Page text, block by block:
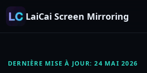
LaiCai Screen Mirroring
DERNIÈRE MISE À JOUR: 24 MAI 2026